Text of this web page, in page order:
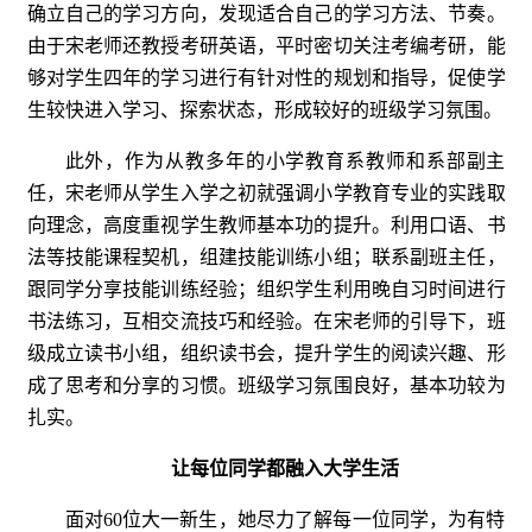
确立自己的学习方向，发现适合自己的学习方法、节奏。
由于宋老师还教授考研英语，平时密切关注考编考研，能
够对学生四年的学习进行有针对性的规划和指导，促使学
生较快进入学习、探索状态，形成较好的班级学习氛围。
此外，作为从教多年的小学教育系教师和系部副主
任，宋老师从学生入学之初就强调小学教育专业的实践取
向理念，高度重视学生教师基本功的提升。利用口语、书
法等技能课程契机，组建技能训练小组；联系副班主任，
跟同学分享技能训练经验；组织学生利用晚自习时间进行
书法练习，互相交流技巧和经验。在宋老师的引导下，班
级成立读书小组，组织读书会，提升学生的阅读兴趣、形
成了思考和分享的习惯。班级学习氛围良好，基本功较为
扎实。
让每位同学都融入大学生活
面对60位大一新生，她尽力了解每一位同学，为有特